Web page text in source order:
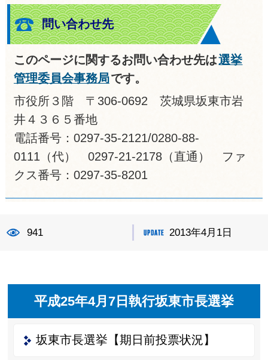
問い合わせ先
このページに関するお問い合わせ先は選挙
管理委員会事務局です。
市役所３階 〒306-0692 茨城県坂東市岩
井４３６５番地
電話番号：0297-35-2121/0280-88-
0111（代） 0297-21-2178（直通） ファ
クス番号：0297-35-8201
941 2013年4月1日
平成25年4月7日執行坂東市長選挙
坂東市長選挙【期日前投票状況】